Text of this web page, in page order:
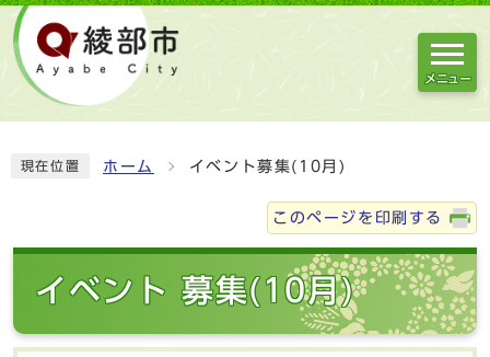
メニュー
現在位置 ホーム イベント募集(10月)
このページを印刷する
イベント 募集(10月)